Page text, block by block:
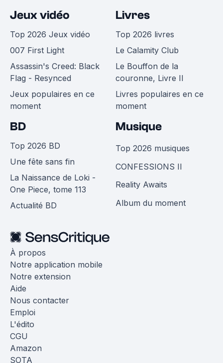
Jeux vidéo
Top 2026 Jeux vidéo
007 First Light
Assassin's Creed: Black
Flag - Resynced
Jeux populaires en ce
moment
Livres
Top 2026 livres
Le Calamity Club
Le Bouffon de la
couronne, Livre II
Livres populaires en ce
moment
BD
Top 2026 BD
Une fête sans fin
La Naissance de Loki -
One Piece, tome 113
Actualité BD
Musique
Top 2026 musiques
CONFESSIONS II
Reality Awaits
Album du moment
À propos
Notre application mobile
Notre extension
Aide
Nous contacter
Emploi
L'édito
CGU
Amazon
SOTA